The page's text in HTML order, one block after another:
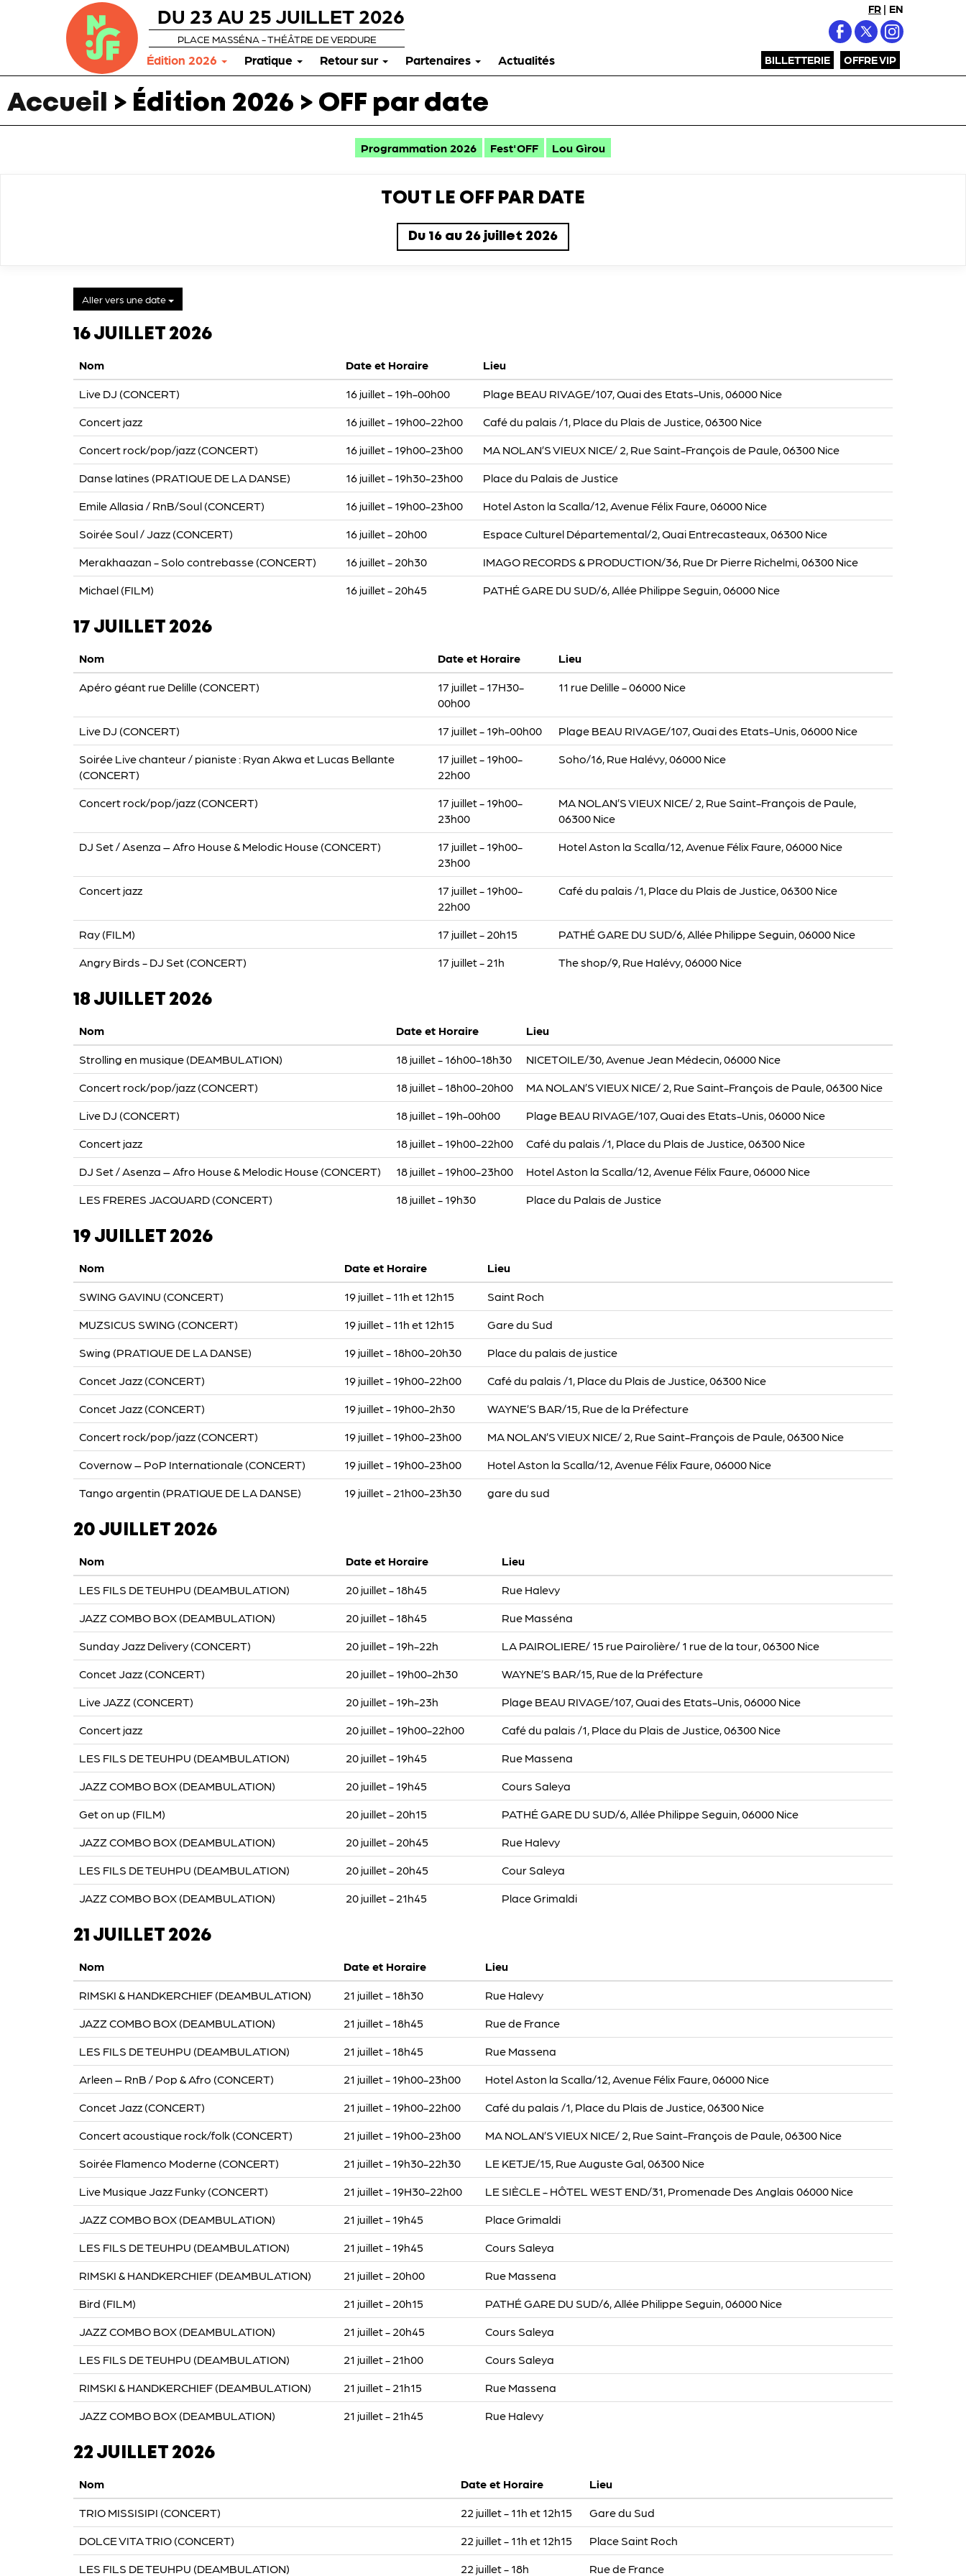
FR | EN
BILLETTERIE OFFRE VIP
DU 23 AU 25 JUILLET 2026
PLACE MASSÉNA - THÉÂTRE DE VERDURE
Édition 2026 Pratique Retour sur Partenaires Actualités
Accueil > Édition 2026 > OFF par date
Programmation 2026 Fest'OFF Lou Gìrou
TOUT LE OFF PAR DATE
Du 16 au 26 juillet 2026
Aller vers une date
16 JUILLET 2026
Nom Date et Horaire Lieu
Live DJ (CONCERT) 16 juillet - 19h-00h00 Plage BEAU RIVAGE/107, Quai des Etats-Unis, 06000 Nice
Concert jazz 16 juillet - 19h00-22h00 Café du palais /1, Place du Plais de Justice, 06300 Nice
Concert rock/pop/jazz (CONCERT) 16 juillet - 19h00-23h00 MA NOLAN’S VIEUX NICE/ 2, Rue Saint-François de Paule, 06300 Nice
Danse latines (PRATIQUE DE LA DANSE) 16 juillet - 19h30-23h00 Place du Palais de Justice
Emile Allasia / RnB/Soul (CONCERT) 16 juillet - 19h00-23h00 Hotel Aston la Scalla/12, Avenue Félix Faure, 06000 Nice
Soirée Soul / Jazz (CONCERT) 16 juillet - 20h00 Espace Culturel Départemental/2, Quai Entrecasteaux, 06300 Nice
Merakhaazan - Solo contrebasse (CONCERT) 16 juillet - 20h30 IMAGO RECORDS & PRODUCTION/36, Rue Dr Pierre Richelmi, 06300 Nice
Michael (FILM) 16 juillet - 20h45 PATHÉ GARE DU SUD/6, Allée Philippe Seguin, 06000 Nice
17 JUILLET 2026
Nom Date et Horaire Lieu
Apéro géant rue Delille (CONCERT)
17 juillet - 17H30-
00h00
11 rue Delille - 06000 Nice
Live DJ (CONCERT) 17 juillet - 19h-00h00 Plage BEAU RIVAGE/107, Quai des Etats-Unis, 06000 Nice
Soirée Live chanteur / pianiste : Ryan Akwa et Lucas Bellante
(CONCERT)
17 juillet - 19h00-
22h00
Soho/16, Rue Halévy, 06000 Nice
Concert rock/pop/jazz (CONCERT)
17 juillet - 19h00-
23h00
MA NOLAN’S VIEUX NICE/ 2, Rue Saint-François de Paule,
06300 Nice
DJ Set / Asenza – Afro House & Melodic House (CONCERT)
17 juillet - 19h00-
23h00
Hotel Aston la Scalla/12, Avenue Félix Faure, 06000 Nice
Concert jazz
17 juillet - 19h00-
22h00
Café du palais /1, Place du Plais de Justice, 06300 Nice
Ray (FILM) 17 juillet - 20h15 PATHÉ GARE DU SUD/6, Allée Philippe Seguin, 06000 Nice
Angry Birds - DJ Set (CONCERT) 17 juillet - 21h The shop/9, Rue Halévy, 06000 Nice
18 JUILLET 2026
Nom Date et Horaire Lieu
Strolling en musique (DEAMBULATION) 18 juillet - 16h00-18h30 NICETOILE/30, Avenue Jean Médecin, 06000 Nice
Concert rock/pop/jazz (CONCERT) 18 juillet - 18h00-20h00 MA NOLAN’S VIEUX NICE/ 2, Rue Saint-François de Paule, 06300 Nice
Live DJ (CONCERT) 18 juillet - 19h-00h00 Plage BEAU RIVAGE/107, Quai des Etats-Unis, 06000 Nice
Concert jazz 18 juillet - 19h00-22h00 Café du palais /1, Place du Plais de Justice, 06300 Nice
DJ Set / Asenza – Afro House & Melodic House (CONCERT) 18 juillet - 19h00-23h00 Hotel Aston la Scalla/12, Avenue Félix Faure, 06000 Nice
LES FRERES JACQUARD (CONCERT) 18 juillet - 19h30 Place du Palais de Justice
19 JUILLET 2026
Nom Date et Horaire Lieu
SWING GAVINU (CONCERT) 19 juillet - 11h et 12h15 Saint Roch
MUZSICUS SWING (CONCERT) 19 juillet - 11h et 12h15 Gare du Sud
Swing (PRATIQUE DE LA DANSE) 19 juillet - 18h00-20h30 Place du palais de justice
Concet Jazz (CONCERT) 19 juillet - 19h00-22h00 Café du palais /1, Place du Plais de Justice, 06300 Nice
Concet Jazz (CONCERT) 19 juillet - 19h00-2h30 WAYNE’S BAR/15, Rue de la Préfecture
Concert rock/pop/jazz (CONCERT) 19 juillet - 19h00-23h00 MA NOLAN’S VIEUX NICE/ 2, Rue Saint-François de Paule, 06300 Nice
Covernow – PoP Internationale (CONCERT) 19 juillet - 19h00-23h00 Hotel Aston la Scalla/12, Avenue Félix Faure, 06000 Nice
Tango argentin (PRATIQUE DE LA DANSE) 19 juillet - 21h00-23h30 gare du sud
20 JUILLET 2026
Nom Date et Horaire Lieu
LES FILS DE TEUHPU (DEAMBULATION) 20 juillet - 18h45 Rue Halevy
JAZZ COMBO BOX (DEAMBULATION) 20 juillet - 18h45 Rue Masséna
Sunday Jazz Delivery (CONCERT) 20 juillet - 19h-22h LA PAIROLIERE/ 15 rue Pairolière/ 1 rue de la tour, 06300 Nice
Concet Jazz (CONCERT) 20 juillet - 19h00-2h30 WAYNE’S BAR/15, Rue de la Préfecture
Live JAZZ (CONCERT) 20 juillet - 19h-23h Plage BEAU RIVAGE/107, Quai des Etats-Unis, 06000 Nice
Concert jazz 20 juillet - 19h00-22h00 Café du palais /1, Place du Plais de Justice, 06300 Nice
LES FILS DE TEUHPU (DEAMBULATION) 20 juillet - 19h45 Rue Massena
JAZZ COMBO BOX (DEAMBULATION) 20 juillet - 19h45 Cours Saleya
Get on up (FILM) 20 juillet - 20h15 PATHÉ GARE DU SUD/6, Allée Philippe Seguin, 06000 Nice
JAZZ COMBO BOX (DEAMBULATION) 20 juillet - 20h45 Rue Halevy
LES FILS DE TEUHPU (DEAMBULATION) 20 juillet - 20h45 Cour Saleya
JAZZ COMBO BOX (DEAMBULATION) 20 juillet - 21h45 Place Grimaldi
21 JUILLET 2026
Nom Date et Horaire Lieu
RIMSKI & HANDKERCHIEF (DEAMBULATION) 21 juillet - 18h30 Rue Halevy
JAZZ COMBO BOX (DEAMBULATION) 21 juillet - 18h45 Rue de France
LES FILS DE TEUHPU (DEAMBULATION) 21 juillet - 18h45 Rue Massena
Arleen – RnB / Pop & Afro (CONCERT) 21 juillet - 19h00-23h00 Hotel Aston la Scalla/12, Avenue Félix Faure, 06000 Nice
Concet Jazz (CONCERT) 21 juillet - 19h00-22h00 Café du palais /1, Place du Plais de Justice, 06300 Nice
Concert acoustique rock/folk (CONCERT) 21 juillet - 19h00-23h00 MA NOLAN’S VIEUX NICE/ 2, Rue Saint-François de Paule, 06300 Nice
Soirée Flamenco Moderne (CONCERT) 21 juillet - 19h30-22h30 LE KETJE/15, Rue Auguste Gal, 06300 Nice
Live Musique Jazz Funky (CONCERT) 21 juillet - 19H30-22h00 LE SIÈCLE - HÔTEL WEST END/31, Promenade Des Anglais 06000 Nice
JAZZ COMBO BOX (DEAMBULATION) 21 juillet - 19h45 Place Grimaldi
LES FILS DE TEUHPU (DEAMBULATION) 21 juillet - 19h45 Cours Saleya
RIMSKI & HANDKERCHIEF (DEAMBULATION) 21 juillet - 20h00 Rue Massena
Bird (FILM) 21 juillet - 20h15 PATHÉ GARE DU SUD/6, Allée Philippe Seguin, 06000 Nice
JAZZ COMBO BOX (DEAMBULATION) 21 juillet - 20h45 Cours Saleya
LES FILS DE TEUHPU (DEAMBULATION) 21 juillet - 21h00 Cours Saleya
RIMSKI & HANDKERCHIEF (DEAMBULATION) 21 juillet - 21h15 Rue Massena
JAZZ COMBO BOX (DEAMBULATION) 21 juillet - 21h45 Rue Halevy
22 JUILLET 2026
Nom Date et Horaire Lieu
TRIO MISSISIPI (CONCERT) 22 juillet - 11h et 12h15 Gare du Sud
DOLCE VITA TRIO (CONCERT) 22 juillet - 11h et 12h15 Place Saint Roch
LES FILS DE TEUHPU (DEAMBULATION) 22 juillet - 18h Rue de France